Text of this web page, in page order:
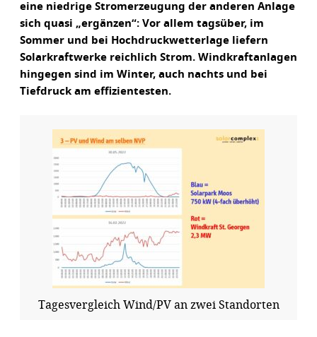
eine niedrige Stromerzeugung der anderen Anlage
sich quasi „ergänzen“: Vor allem tagsüber, im
Sommer und bei Hochdruckwetterlage liefern
Solarkraftwerke reichlich Strom. Windkraftanlagen
hingegen sind im Winter, auch nachts und bei
Tiefdruck am effizientesten.
Tagesvergleich Wind/PV an zwei Standorten